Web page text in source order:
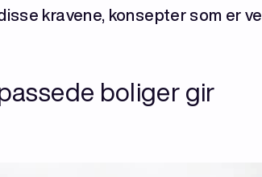
kravene, konsepter som er vel
boliger gir